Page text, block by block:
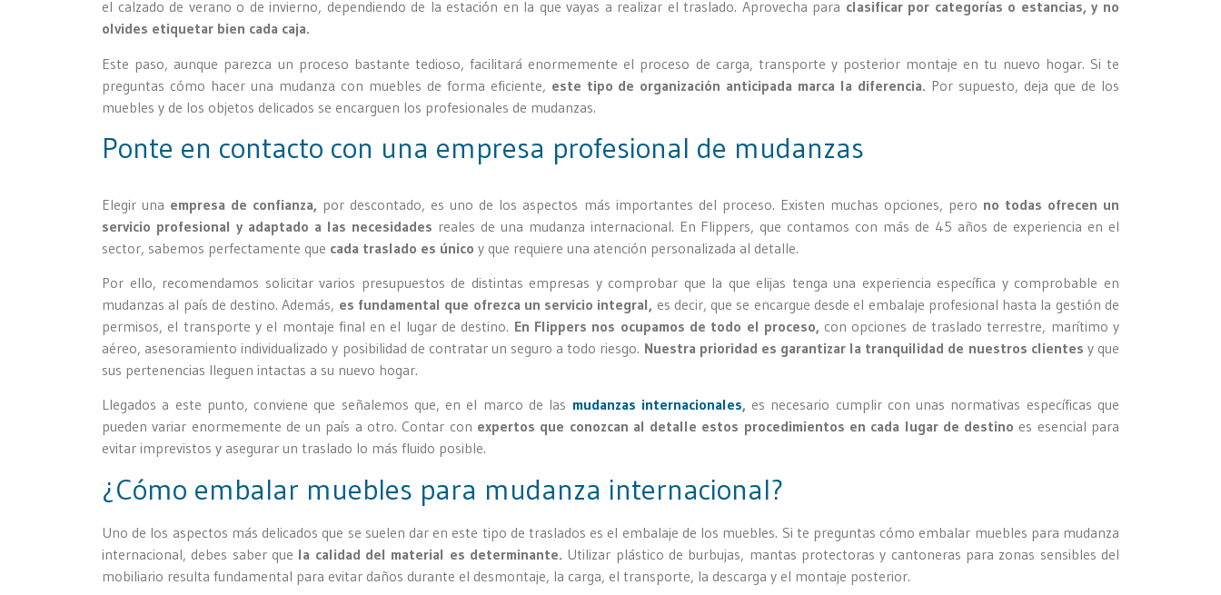
el calzado de verano o de invierno, dependiendo de la estación en la que vayas a realizar el traslado. Aprovecha para clasificar por categorías o estancias, y no
olvides etiquetar bien cada caja.
Este paso, aunque parezca un proceso bastante tedioso, facilitará enormemente el proceso de carga, transporte y posterior montaje en tu nuevo hogar. Si te
preguntas cómo hacer una mudanza con muebles de forma eficiente, este tipo de organización anticipada marca la diferencia. Por supuesto, deja que de los
muebles y de los objetos delicados se encarguen los profesionales de mudanzas.
Ponte en contacto con una empresa profesional de mudanzas
Elegir una empresa de confianza, por descontado, es uno de los aspectos más importantes del proceso. Existen muchas opciones, pero no todas ofrecen un
servicio profesional y adaptado a las necesidades reales de una mudanza internacional. En Flippers, que contamos con más de 45 años de experiencia en el
sector, sabemos perfectamente que cada traslado es único y que requiere una atención personalizada al detalle.
Por ello, recomendamos solicitar varios presupuestos de distintas empresas y comprobar que la que elijas tenga una experiencia específica y comprobable en
mudanzas al país de destino. Además, es fundamental que ofrezca un servicio integral, es decir, que se encargue desde el embalaje profesional hasta la gestión de
permisos, el transporte y el montaje final en el lugar de destino. En Flippers nos ocupamos de todo el proceso, con opciones de traslado terrestre, marítimo y
aéreo, asesoramiento individualizado y posibilidad de contratar un seguro a todo riesgo. Nuestra prioridad es garantizar la tranquilidad de nuestros clientes y que
sus pertenencias lleguen intactas a su nuevo hogar.
Llegados a este punto, conviene que señalemos que, en el marco de las mudanzas internacionales, es necesario cumplir con unas normativas específicas que
pueden variar enormemente de un país a otro. Contar con expertos que conozcan al detalle estos procedimientos en cada lugar de destino es esencial para
evitar imprevistos y asegurar un traslado lo más fluido posible.
¿Cómo embalar muebles para mudanza internacional?
Uno de los aspectos más delicados que se suelen dar en este tipo de traslados es el embalaje de los muebles. Si te preguntas cómo embalar muebles para mudanza
internacional, debes saber que la calidad del material es determinante. Utilizar plástico de burbujas, mantas protectoras y cantoneras para zonas sensibles del
mobiliario resulta fundamental para evitar daños durante el desmontaje, la carga, el transporte, la descarga y el montaje posterior.